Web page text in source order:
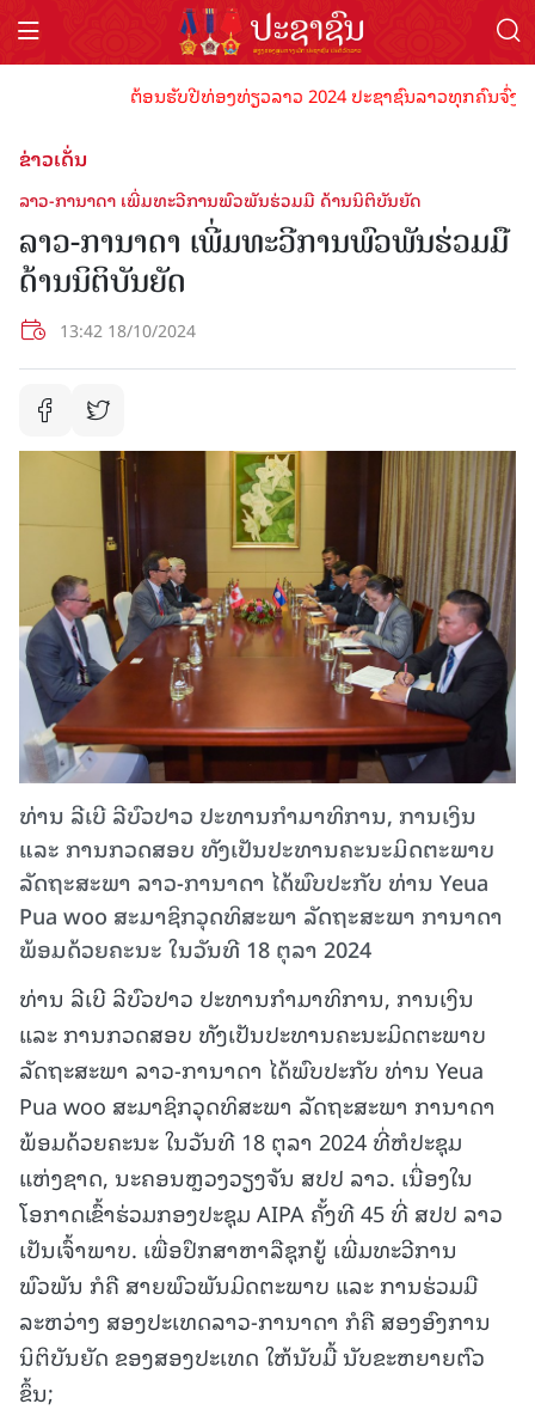
ຕ້ອນຮັບປີທ່ອງທ່ຽວລາວ 2024 ປະຊາຊົນລາວທຸກຄົນຈົ່ງພ້
ຂ່າວເດັ່ນ
ລາວ-ການາດາ ເພີ່ມທະວີການພົວພັນຮ່ວມມື ດ້ານນິຕິບັນຍັດ
ລາວ-ການາດາ ເພີ່ມທະວີການພົວພັນຮ່ວມມື
ດ້ານນິຕິບັນຍັດ
13:42 18/10/2024
ທ່ານ ລີເບີ ລີບົວປາວ ປະທານກໍາມາທິການ, ການເງິນ
ແລະ ການກວດສອບ ທັງເປັນປະທານຄະນະມິດຕະພາບ
ລັດຖະສະພາ ລາວ-ການາດາ ໄດ້ພົບປະກັບ ທ່ານ Yeua
Pua woo ສະມາຊິກວຸດທິສະພາ ລັດຖະສະພາ ການາດາ
ພ້ອມດ້ວຍຄະນະ ໃນວັນທີ 18 ຕຸລາ 2024
ທ່ານ ລີເບີ ລີບົວປາວ ປະທານກໍາມາທິການ, ການເງິນ
ແລະ ການກວດສອບ ທັງເປັນປະທານຄະນະມິດຕະພາບ
ລັດຖະສະພາ ລາວ-ການາດາ ໄດ້ພົບປະກັບ ທ່ານ Yeua
Pua woo ສະມາຊິກວຸດທິສະພາ ລັດຖະສະພາ ການາດາ
ພ້ອມດ້ວຍຄະນະ ໃນວັນທີ 18 ຕຸລາ 2024 ທີ່ຫໍປະຊຸມ
ແຫ່ງຊາດ, ນະຄອນຫຼວງວຽງຈັນ ສປປ ລາວ. ເນື່ອງໃນ
ໂອກາດເຂົ້າຮ່ວມກອງປະຊຸມ AIPA ຄັ້ງທີ 45 ທີ່ ສປປ ລາວ
ເປັນເຈົ້າພາບ. ເພື່ອປຶກສາຫາລືຊຸກຍູ້ ເພີ່ມທະວີການ
ພົວພັນ ກໍຄື ສາຍພົວພັນມິດຕະພາບ ແລະ ການຮ່ວມມື
ລະຫວ່າງ ສອງປະເທດລາວ-ການາດາ ກໍຄື ສອງອົງການ
ນິຕິບັນຍັດ ຂອງສອງປະເທດ ໃຫ້ນັບມື້ ນັບຂະຫຍາຍຕົວ
ຂຶ້ນ;